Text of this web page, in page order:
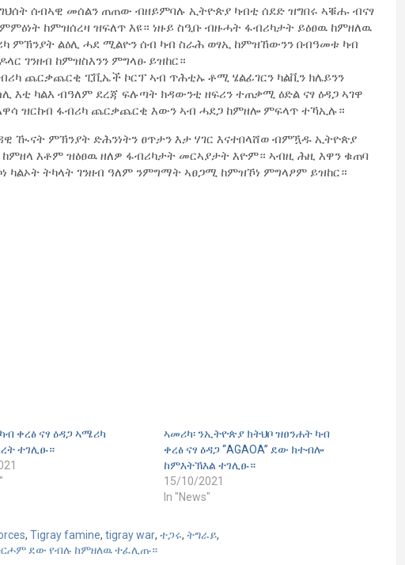
ሰብኣዊ መሰልን ጠጠው ብዘይምባሉ ኢትዮጵያ ካብቲ ሰደድ ዝግበሩ ኣቑሑ ብናፃ
ከምዝሰረዛ ዝፍለጥ እዩ። ነዙይ ስዒቡ ብዙሓት ፋብሪካታት ይዕፀዉ ከምዘለዉ
ምኽንያት ልዕሊ ሓደ ሚልዮን ሰብ ካብ ስራሕ ወፃኢ ከምዝኸውንን በብዓመቱ ካብ
ገንዘብ ከምዝስእንን ምግላፁ ይዝከር።
ጨርቃጨርቂ ፒቪኤች ኮርፕ ኣብ ጥሕቲኡ ቶሚ ሄልፊገርን ካልቪን ክሌይንን
እቲ ካልእ ብዓለም ደረጃ ፍሉጣት ክዳውንቲ ዘፍሪን ተጠቃሚ ዕድል ናፃ ዕዳጋ ኣገዋ
ኣዋሳ ዝርከብ ፋብሪካ ጨርቃጨርቂ እውን ኣብ ሓደጋ ከምዘሎ ምፍላጥ ተኻኢሉ።
ዂናት ምኽንያት ድሕንነትን ፀጥታን እታ ሃገር እናተበላሸወ ብምዃዱ ኢትዮጵያ
እቶም ዝዕፀዉ ዘለዎ ፋብሪካታት መርኣያታት እዮም። ኣብዚ ሕዚ እዋን ቁጠባ
ትካላት ገንዘብ ዓለም ንምግማት ኣፀጋሚ ከምዝኾነ ምግላፆም ይዝከር።
ቀረፅ ናፃ ዕዳጋ ኣሜሪካ
ተገሊፁ።
ኣመሪካ፡ ንኢትዮጵያ ክትህቦ ዝፀንሐት ካብ
ቀረፅ ናፃ ዕዳጋ “AGAOA” ደው ክተብሎ
ከምእትኽእል ተገሊፁ።
15/10/2021
In "News"
, Tigray famine, tigray war, ተጋሩ, ትግራይ,
ደው የብሉ ከምዘለዉ ተፈሊጡ።